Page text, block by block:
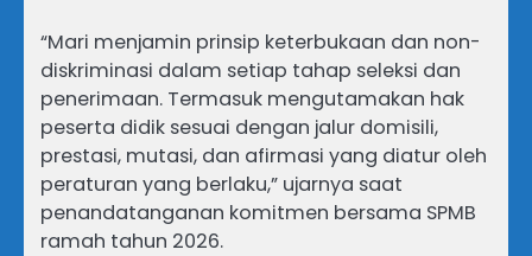
“Mari menjamin prinsip keterbukaan dan non-
diskriminasi dalam setiap tahap seleksi dan
penerimaan. Termasuk mengutamakan hak
peserta didik sesuai dengan jalur domisili,
prestasi, mutasi, dan afirmasi yang diatur oleh
peraturan yang berlaku,” ujarnya saat
penandatanganan komitmen bersama SPMB
ramah tahun 2026.